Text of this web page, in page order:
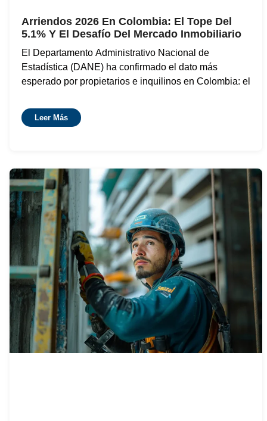
Arriendos 2026 En Colombia: El Tope Del
5.1% Y El Desafío Del Mercado Inmobiliario
El Departamento Administrativo Nacional de
Estadística (DANE) ha confirmado el dato más
esperado por propietarios e inquilinos en Colombia: el
Leer Más